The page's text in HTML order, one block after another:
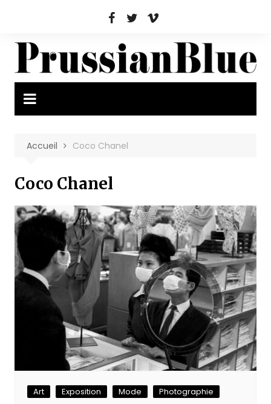
Accueil Coco Chanel
Coco Chanel
Art Exposition Mode Photographie